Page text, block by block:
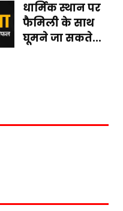
धार्मिक स्थान पर
फैमिली के साथ
घूमने जा सकते...